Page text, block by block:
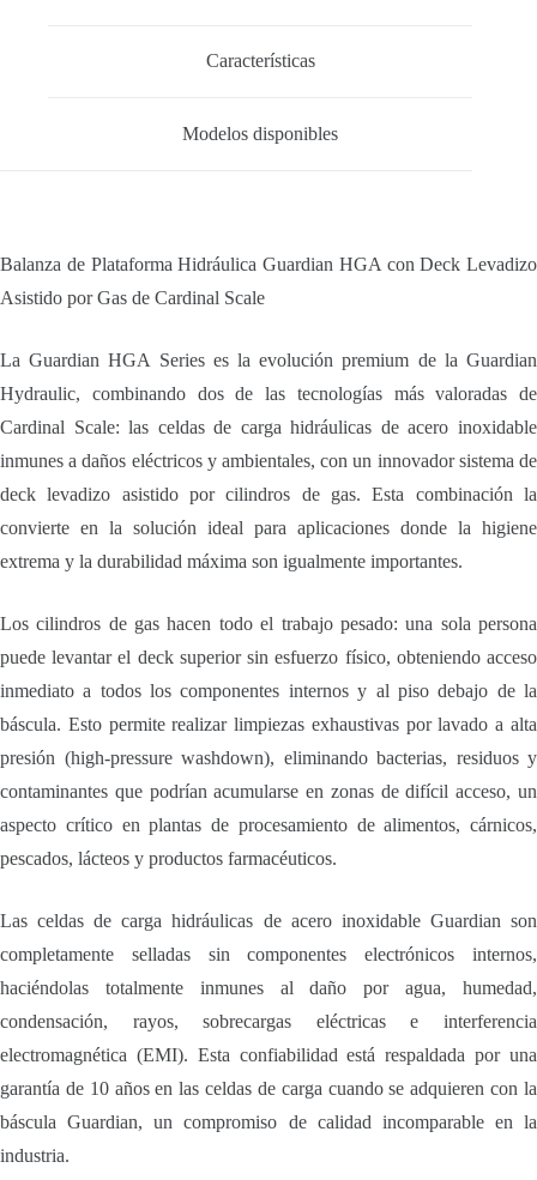
Características
Modelos disponibles
Balanza de Plataforma Hidráulica Guardian HGA con Deck Levadizo
Asistido por Gas de Cardinal Scale
La Guardian HGA Series es la evolución premium de la Guardian
Hydraulic, combinando dos de las tecnologías más valoradas de
Cardinal Scale: las celdas de carga hidráulicas de acero inoxidable
inmunes a daños eléctricos y ambientales, con un innovador sistema de
deck levadizo asistido por cilindros de gas. Esta combinación la
convierte en la solución ideal para aplicaciones donde la higiene
extrema y la durabilidad máxima son igualmente importantes.
Los cilindros de gas hacen todo el trabajo pesado: una sola persona
puede levantar el deck superior sin esfuerzo físico, obteniendo acceso
inmediato a todos los componentes internos y al piso debajo de la
báscula. Esto permite realizar limpiezas exhaustivas por lavado a alta
presión (high-pressure washdown), eliminando bacterias, residuos y
contaminantes que podrían acumularse en zonas de difícil acceso, un
aspecto crítico en plantas de procesamiento de alimentos, cárnicos,
pescados, lácteos y productos farmacéuticos.
Las celdas de carga hidráulicas de acero inoxidable Guardian son
completamente selladas sin componentes electrónicos internos,
haciéndolas totalmente inmunes al daño por agua, humedad,
condensación, rayos, sobrecargas eléctricas e interferencia
electromagnética (EMI). Esta confiabilidad está respaldada por una
garantía de 10 años en las celdas de carga cuando se adquieren con la
báscula Guardian, un compromiso de calidad incomparable en la
industria.